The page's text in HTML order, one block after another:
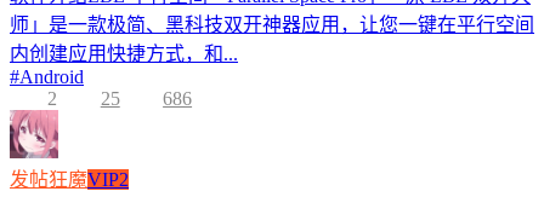
师」是一款极简、黑科技双开神器应用，让您一键在平行空间
内创建应用快捷方式，和...
#Android
2
25 686
发帖狂魔VIP2